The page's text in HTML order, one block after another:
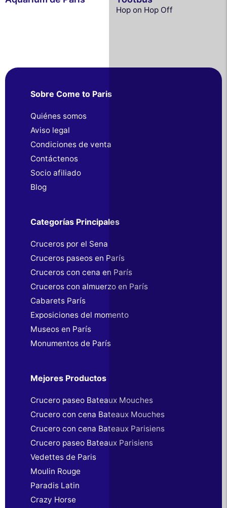
Hop on Hop Off
Sobre Come to Paris
Quiénes somos
Aviso legal
Condiciones de venta
Contáctenos
Socio afiliado
Blog
Categorías Principales
Cruceros por el Sena
Cruceros paseos en París
Cruceros con cena en París
Cruceros con almuerzo en París
Cabarets París
Exposiciones del momento
Museos en París
Monumentos de París
Mejores Productos
Crucero paseo Bateaux Mouches
Crucero con cena Bateaux Mouches
Crucero con cena Bateaux Parisiens
Crucero paseo Bateaux Parisiens
Vedettes de Paris
Moulin Rouge
Paradis Latin
Crazy Horse